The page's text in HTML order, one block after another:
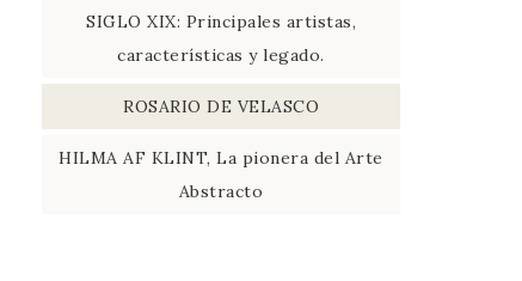
SIGLO XIX: Principales artistas,
características y legado.
ROSARIO DE VELASCO
HILMA AF KLINT, La pionera del Arte
Abstracto